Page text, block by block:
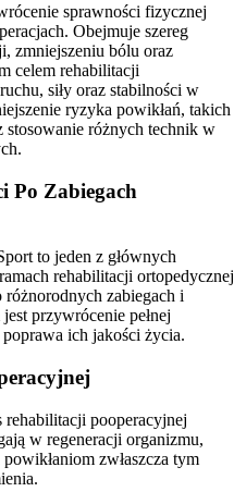
sprawności fizycznej
Obejmuje szereg
zmniejszeniu bólu oraz
celem rehabilitacji
siły oraz stabilności w
ryzyka powikłań, takich
stosowanie różnych technik w
Po Zabiegach
to jeden z głównych
rehabilitacji ortopedycznej
zabiegach i
przywrócenie pełnej
ich jakości życia.
rehabilitacji pooperacyjnej
w regeneracji organizmu,
zwłaszcza tym